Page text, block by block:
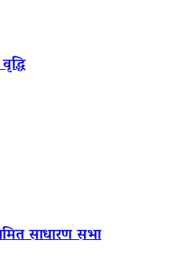
साधारण सभा